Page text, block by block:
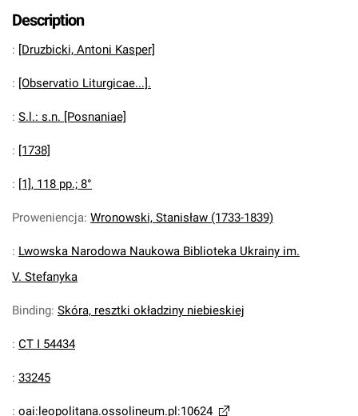
Description
: [Druzbicki, Antoni Kasper]
: [Observatio Liturgicae...].
: S.l.: s.n. [Posnaniae]
: [1738]
: [1], 118 pp.; 8°
Proweniencja: Wronowski, Stanisław (1733-1839)
: Lwowska Narodowa Naukowa Biblioteka Ukrainy im.
V. Stefanyka
Binding: Skóra, resztki okładziny niebieskiej
: CT I 54434
: 33245
: oai:leopolitana.ossolineum.pl:10624